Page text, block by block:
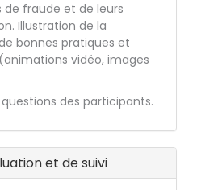
de fraude et de leurs
Illustration de la
bonnes pratiques et
vidéo, images
des participants.
et de suivi